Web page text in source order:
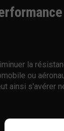
la
ou
ainsi s'avérer